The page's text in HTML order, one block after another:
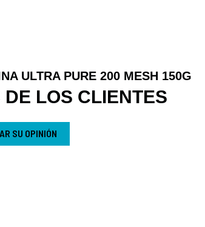
ULTRA PURE 200 MESH 150G
DE LOS CLIENTES
SU OPINIÓN